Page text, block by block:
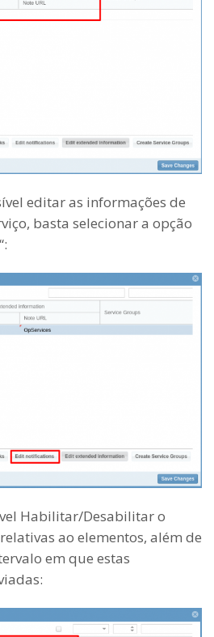
editar as informações de
basta selecionar a opção
“:
Habilitar/Desabilitar o
ao elementos, além de
em que estas